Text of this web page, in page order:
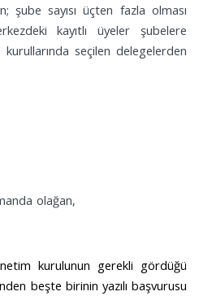
şube sayısı üçten fazla olması
kayıtlı üyeler şubelere
seçilen delegelerden
olağan,
kurulunun gerekli gördüğü
beşte birinin yazılı başvurusu